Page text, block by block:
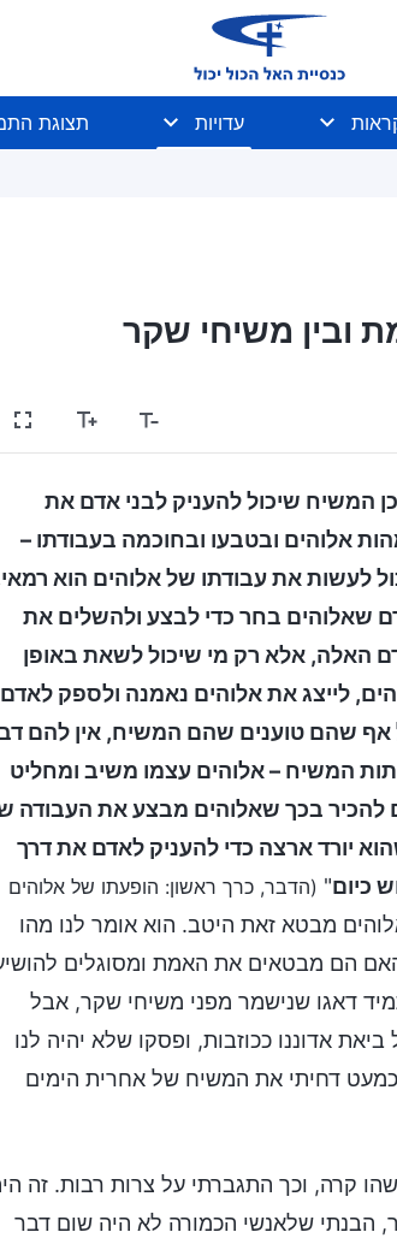
עדויות תצוגת
ובין משיחי שקר
המשיח שיכול להעניק לבני אדם את
אלוהים ובטבעו ובחוכמה בעבודתו –
לעשות את עבודתו של אלוהים הוא
שאלוהים בחר כדי לבצע ולהשלים את
האלה, אלא רק מי שיכול לשאת באופן
לייצג את אלוהים נאמנה ולספק לאדם
אף שהם טוענים שהם המשיח, אין להם
המשיח – אלוהים עצמו משיב ומחליט
להכיר בכך שאלוהים מבצע את העבודה
יורד ארצה כדי להעניק לאדם את דרך
כיום" (הדבר, כרך ראשון: הופעתו של אלוהים
מבטא זאת היטב. הוא אומר לנו מהו
הם מבטאים את האמת ומסוגלים
דאגו שנישמר מפני משיחי שקר, אבל
אדוננו ככוזבות, ופסקו שלא יהיה לנו
דחיתי את המשיח של אחרית הימים
בכל פעם שמשהו קרה, וכך התגברתי על צרות רבות. זה
הבנתי שלאנשי הכמורה לא היה שום דבר